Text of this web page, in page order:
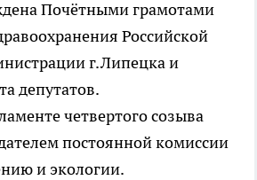
Почётными грамотами
Российской
г.Липецка и
депутатов.
четвертого созыва
постоянной комиссии
и экологии.